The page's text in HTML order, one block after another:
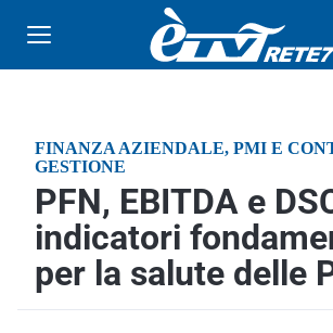
FINANZA AZIENDALE, PMI E
GESTIONE
PFN, EBITDA e
indicatori
per la salute delle